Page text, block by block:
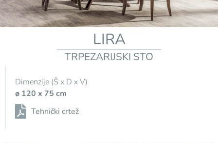
LIRA
TRPEZARIJSKI STO
Dimenzije (Š x D x V)
ø 120 x 75 cm
Tehnički crtež